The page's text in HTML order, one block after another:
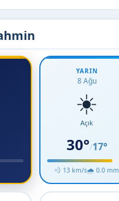
YARIN
8 Ağu
☀️
Açık
30°/17°
💨 13 km/s🌧 0.0 mm